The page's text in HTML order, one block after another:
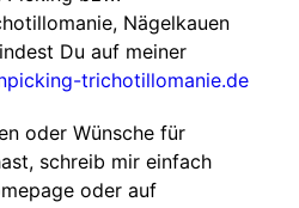
Nägelkauen
Du auf meiner
trichotillomanie.de
oder Wünsche für
schreib mir einfach
oder auf